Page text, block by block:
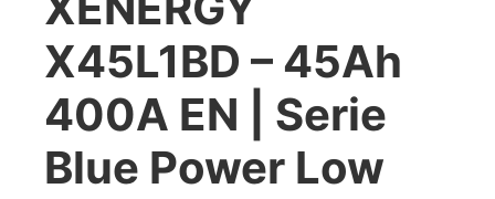
X45L1BD – 45Ah
400A EN | Serie
Blue Power Low